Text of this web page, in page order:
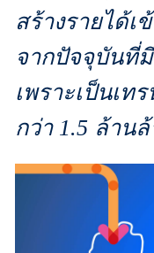
สร้างรายได้เ
จากปัจจุบันที่
เพราะเป็นเ
กว่า 1.5 ล้าน